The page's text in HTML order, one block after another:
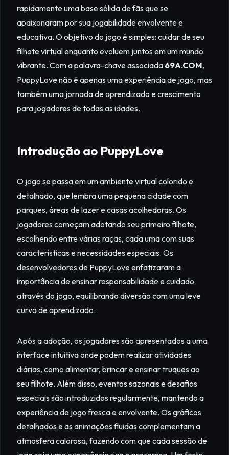
rapidamente uma base sólida de fãs que se
apaixonaram por sua jogabilidade envolvente e
educativa. O objetivo do jogo é simples: cuidar de seu
filhote virtual enquanto evoluem juntos em um mundo
vibrante. Com a palavra-chave associada 69A.COM,
PuppyLove não é apenas uma experiência de jogo, mas
também uma jornada de aprendizado e crescimento
para jogadores de todas as idades.
Introdução ao PuppyLove
O jogo se passa em um ambiente virtual colorido e
detalhado, que lembra uma pequena cidade com
parques, áreas de lazer e casas acolhedoras. Os
jogadores começam adotando seu primeiro filhote,
escolhendo entre várias raças, cada uma com suas
características e necessidades especiais. Os
desenvolvedores de PuppyLove enfatizaram a
importância de ensinar responsabilidade e cuidado
através do jogo, equilibrando diversão com uma leve
curva de aprendizado.
Após a adoção, os jogadores são apresentados a uma
interface intuitiva onde podem realizar atividades
diárias, como alimentar, brincar e ensinar truques ao
seu filhote. Além disso, eventos sazonais e desafios
especiais são introduzidos regularmente, mantendo a
experiência de jogo fresca e envolvente. Os gráficos
detalhados e as animações fluidas complementam a
atmosfera calorosa, fazendo com que cada sessão de